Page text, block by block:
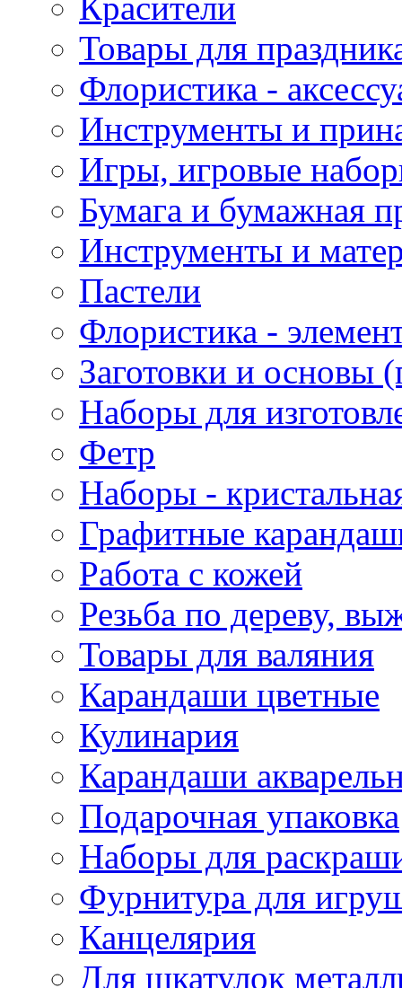
Товары для
Флористика -
Инструменты и
Игры, игровые
Бумага и бумажная
Инструменты и
Пастели
Флористика -
Заготовки и основы
Наборы для
Фетр
Наборы -
Графитные
Работа с кожей
Резьба по дереву,
Товары для валяния
Карандаши цветные
Кулинария
Карандаши
Подарочная упаковка
Наборы для
Фурнитура для
Канцелярия
Для шкатулок